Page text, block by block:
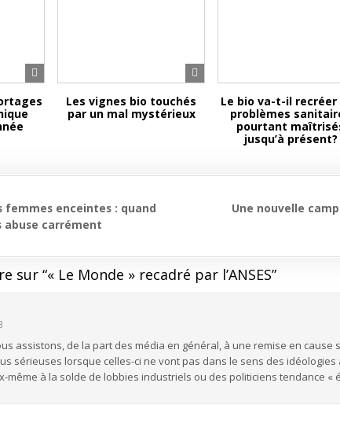
Les vignes bio touchés
par un mal mystérieux
Le bio va-t-il recréer
problèmes
pourtant
jusqu’à présent?
Une nouvelle
femmes enceintes : quand
abuse carrément
sur “« Le Monde » recadré par l’ANSES”
assistons, de la part des média en général, à une remise en cause
sérieuses lorsque celles-ci ne vont pas dans le sens des
même à la solde de lobbies industriels ou des politiciens tendance «